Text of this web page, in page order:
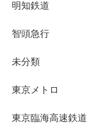
明知鉄道
智頭急行
未分類
東京メトロ
東京臨海高速鉄道